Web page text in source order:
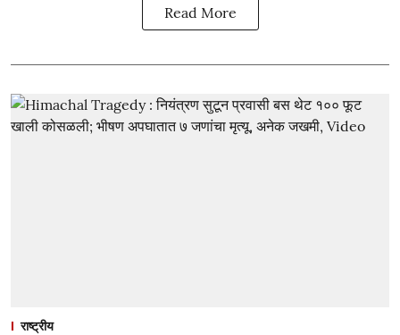
Read More
राष्ट्रीय